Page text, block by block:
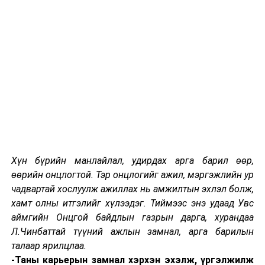
яагаад заавал LRT гэж. LRT метроноос ямар давуу
талтай вэ?
-Өнгөрсөн жилүүдэд метро, дүүжин
тээвэр, MRT, тусгай зориулалтын автобус, LRT гэх
мэт олон судалгаа хийгдсэн. Мэдээж олон асуудлыг
судалж, харьцуулж байж зөв шийд гарна. Эдгээр
Хүн бүрийн манлайлал, удирдах арга барил өөр,
өөрийн онцлогтой. Тэр онцлогийг ажил, мэргэжлийн ур
чадвартай хослуулж ажиллах нь амжилтын эхлэл болж,
хамт олны итгэлийг хүлээдэг. Тиймээс энэ удаад Увс
аймгийн Онцгой байдлын газрын дарга, хурандаа
Л.Чинбаттай түүний ажлын замнал, арга барилын
талаар ярилцлаа.
-Таны карьерын замнал хэрхэн эхэлж, үргэлжилж